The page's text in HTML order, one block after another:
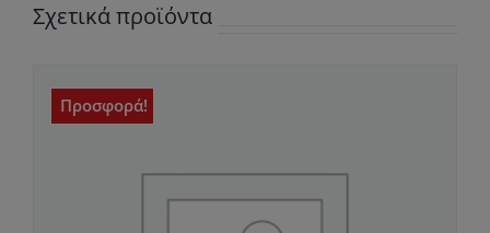
Σχετικά προϊόντα
Προσφορά!